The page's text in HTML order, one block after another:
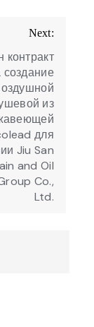
Next:
контракт
создание
из
для
Jiu San
and Oil
Co.,
Ltd.